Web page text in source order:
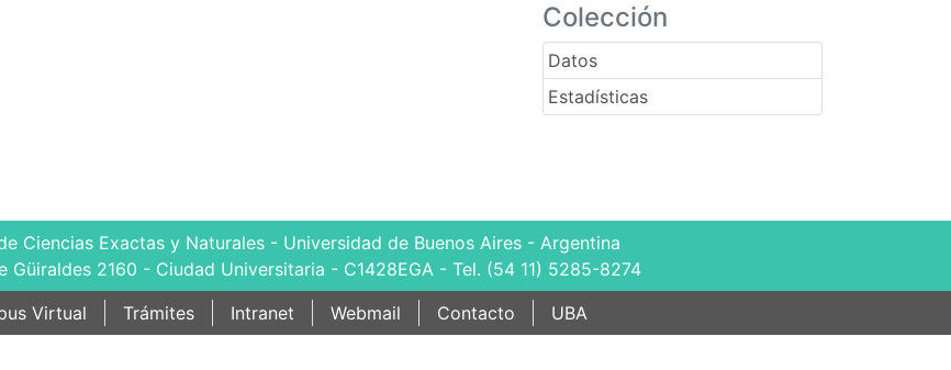
Colección
Datos
Estadísticas
Ciencias Exactas y Naturales - Universidad de Buenos Aires - Argentina
Güiraldes 2160 - Ciudad Universitaria - C1428EGA - Tel. (54 11) 5285-8274
Virtual Trámites Intranet Webmail Contacto UBA